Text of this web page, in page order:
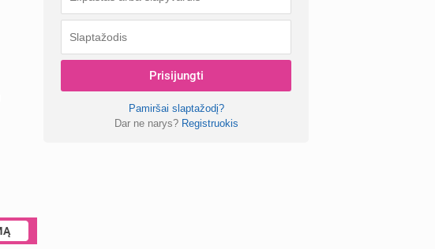
Prisijungti
Pamiršai slaptažodį?
Dar ne narys? Registruokis